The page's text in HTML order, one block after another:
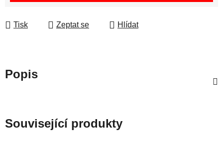
Tisk Zeptat se Hlídat
Popis
Související produkty